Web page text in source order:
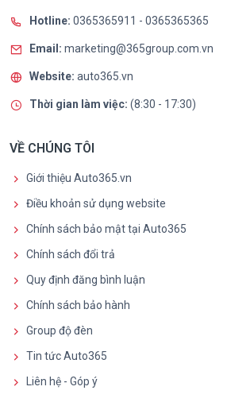
Hotline: 0365365911 - 0365365365
Email: marketing@365group.com.vn
Website: auto365.vn
Thời gian làm việc: (8:30 - 17:30)
VỀ CHÚNG TÔI
Giới thiệu Auto365.vn
Điều khoản sử dụng website
Chính sách bảo mật tại Auto365
Chính sách đổi trả
Quy định đăng bình luận
Chính sách bảo hành
Group độ đèn
Tin tức Auto365
Liên hệ - Góp ý